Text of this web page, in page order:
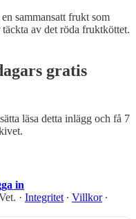
sammansatt frukt som
av det röda fruktköttet.
gratis
läsa detta inlägg och få 7
in
· Integritet ∙ Villkor∙